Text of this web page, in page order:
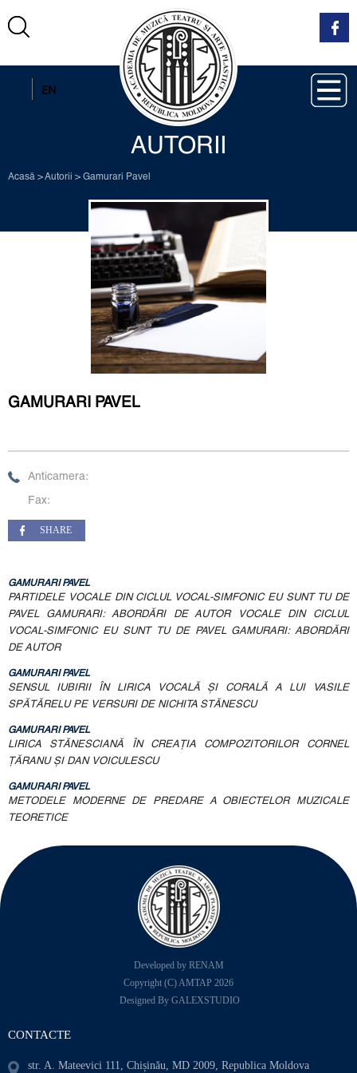
EN
AUTORII
Acasă >Autorii > Gamurari Pavel
GAMURARI PAVEL
Anticamera:
Fax:
SHARE
GAMURARI PAVEL
PARTIDELE VOCALE DIN CICLUL VOCAL-SIMFONIC EU SUNT TU DE
PAVEL GAMURARI: ABORDĂRI DE AUTOR VOCALE DIN CICLUL
VOCAL-SIMFONIC EU SUNT TU DE PAVEL GAMURARI: ABORDĂRI
DE AUTOR
GAMURARI PAVEL
SENSUL IUBIRII ÎN LIRICA VOCALĂ ȘI CORALĂ A LUI VASILE
SPĂTĂRELU PE VERSURI DE NICHITA STĂNESCU
GAMURARI PAVEL
LIRICA STĂNESCIANĂ ÎN CREAȚIA COMPOZITORILOR CORNEL
ȚĂRANU ȘI DAN VOICULESCU
GAMURARI PAVEL
METODELE MODERNE DE PREDARE A OBIECTELOR MUZICALE
TEORETICE
Developed by RENAM
Copyright (C) AMTAP 2026
Designed By GALEXSTUDIO
CONTACTE
str. A. Mateevici 111, Chișinău, MD 2009, Republica Moldova